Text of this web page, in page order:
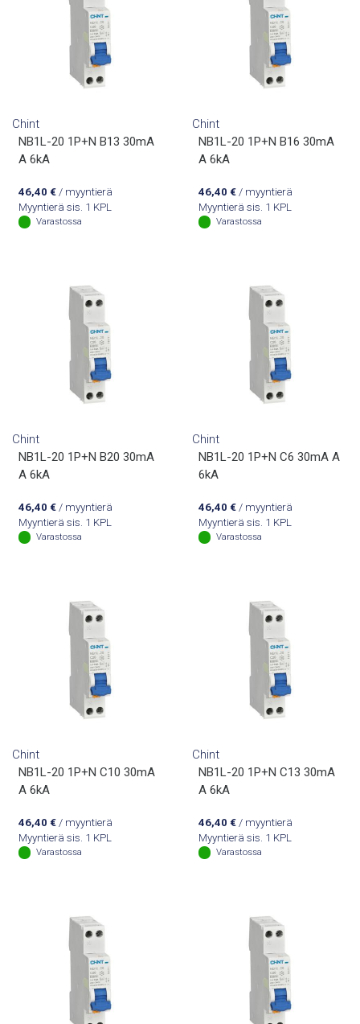
Chint
NB1L-20 1P+N B13 30mA
A 6kA
46,40 €/ myyntierä
Myyntierä sis. 1 KPL
Varastossa
Chint
NB1L-20 1P+N B16 30mA
A 6kA
46,40 €/ myyntierä
Myyntierä sis. 1 KPL
Varastossa
Chint
NB1L-20 1P+N B20 30mA
A 6kA
46,40 €/ myyntierä
Myyntierä sis. 1 KPL
Varastossa
Chint
NB1L-20 1P+N C6 30mA A
6kA
46,40 €/ myyntierä
Myyntierä sis. 1 KPL
Varastossa
Chint
NB1L-20 1P+N C10 30mA
A 6kA
46,40 €/ myyntierä
Myyntierä sis. 1 KPL
Varastossa
Chint
NB1L-20 1P+N C13 30mA
A 6kA
46,40 €/ myyntierä
Myyntierä sis. 1 KPL
Varastossa